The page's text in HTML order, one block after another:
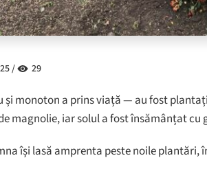
/ 29
monoton a prins viață — au fost
magnolie, iar solul a fost însămânțat cu
își lasă amprenta peste noile